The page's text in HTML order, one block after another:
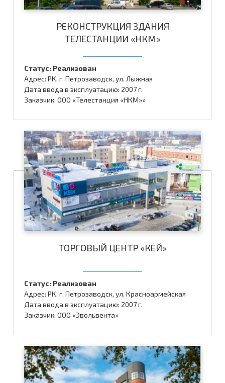
РЕКОНСТРУКЦИЯ ЗДАНИЯ
ТЕЛЕСТАНЦИИ «НКМ»
Статус: Реализован
Адрес: РК, г. Петрозаводск, ул. Лыжная
Дата ввода в эксплуатацию: 2007 г.
Заказчик: ООО «Телестанция «НКМ»»
ТОРГОВЫЙ ЦЕНТР «КЕЙ»
Статус: Реализован
Адрес: РК, г. Петрозаводск, ул. Красноармейская
Дата ввода в эксплуатацию: 2007 г.
Заказчик: ООО «Эвольвента»